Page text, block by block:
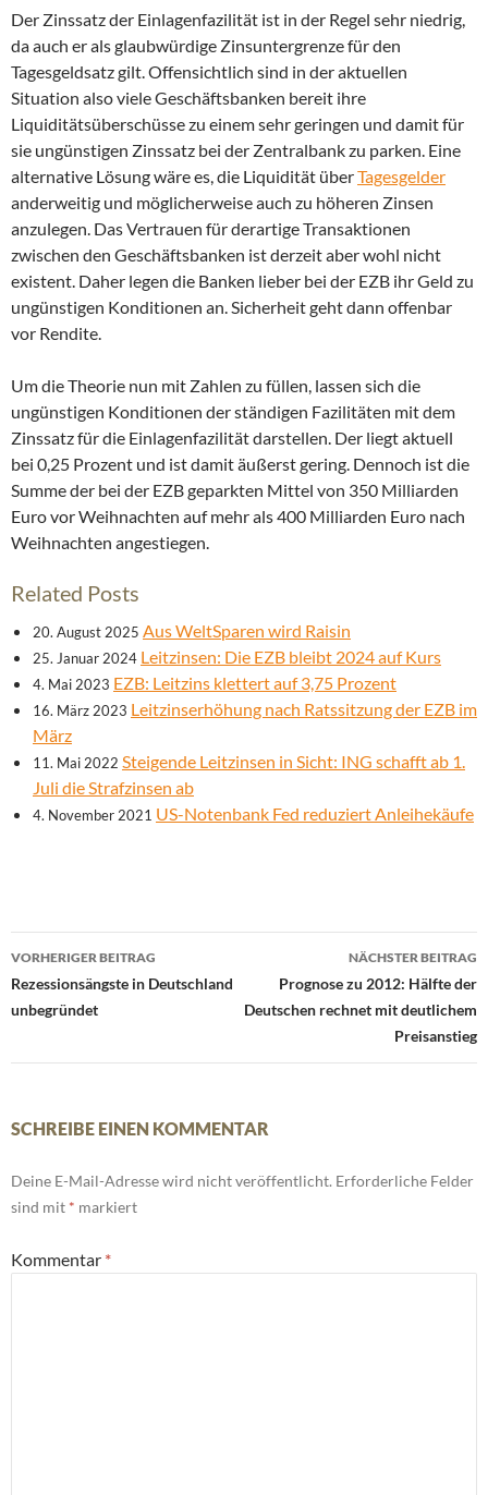
Der Zinssatz der Einlagenfazilität ist in der Regel sehr niedrig,
da auch er als glaubwürdige Zinsuntergrenze für den
Tagesgeldsatz gilt. Offensichtlich sind in der aktuellen
Situation also viele Geschäftsbanken bereit ihre
Liquiditätsüberschüsse zu einem sehr geringen und damit für
sie ungünstigen Zinssatz bei der Zentralbank zu parken. Eine
alternative Lösung wäre es, die Liquidität überTagesgelder
anderweitig und möglicherweise auch zu höheren Zinsen
anzulegen. Das Vertrauen für derartige Transaktionen
zwischen den Geschäftsbanken ist derzeit aber wohl nicht
existent. Daher legen die Banken lieber bei der EZB ihr Geld zu
ungünstigen Konditionen an. Sicherheit geht dann offenbar
vor Rendite.
Um die Theorie nun mit Zahlen zu füllen, lassen sich die
ungünstigen Konditionen der ständigen Fazilitäten mit dem
Zinssatz für die Einlagenfazilität darstellen. Der liegt aktuell
bei 0,25 Prozent und ist damit äußerst gering. Dennoch ist die
Summe der bei der EZB geparkten Mittel von 350 Milliarden
Euro vor Weihnachten auf mehr als 400 Milliarden Euro nach
Weihnachten angestiegen.
Related Posts
20. August 2025 Aus WeltSparen wird Raisin
25. Januar 2024 Leitzinsen: Die EZB bleibt 2024 auf Kurs
4. Mai 2023 EZB: Leitzins klettert auf 3,75 Prozent
16. März 2023 Leitzinserhöhung nach Ratssitzung der EZB im
März
11. Mai 2022 Steigende Leitzinsen in Sicht: ING schafft ab 1.
Juli die Strafzinsen ab
4. November 2021 US-Notenbank Fed reduziert Anleihekäufe
Beitrags-
Navigation
VORHERIGER BEITRAG
Rezessionsängste in Deutschland
unbegründet
NÄCHSTER BEITRAG
Prognose zu 2012: Hälfte der
Deutschen rechnet mit deutlichem
Preisanstieg
SCHREIBE EINEN KOMMENTAR
Deine E-Mail-Adresse wird nicht veröffentlicht. Erforderliche Felder
sind mit * markiert
Kommentar *